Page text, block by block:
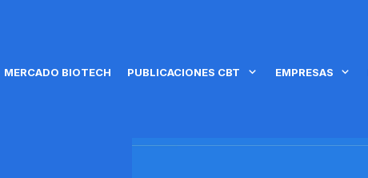
MERCADO BIOTECH PUBLICACIONES CBT EMPRESAS